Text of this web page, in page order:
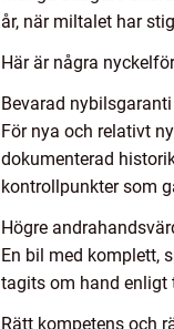
år, när miltalet har
Här är några
Bevarad
För nya och relativt
dokumenterad
kontrollpunkter som
Högre
En bil med komplett,
tagits om hand enligt
Rätt kompetens och